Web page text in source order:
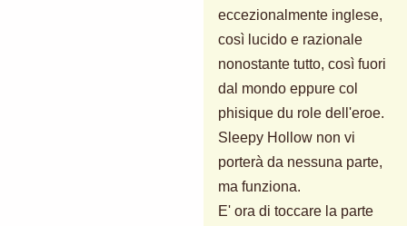
eccezionalmente inglese,
così lucido e razionale
nonostante tutto, così fuori
dal mondo eppure col
phisique du role dell'eroe.
Sleepy Hollow non vi
porterà da nessuna parte,
ma funziona.
E' ora di toccare la parte